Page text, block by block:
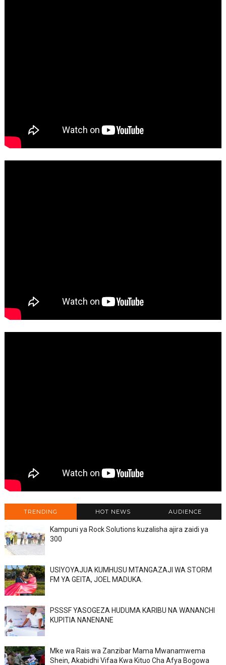
TRENDING HOT NEWS AUDIENCE
Kampuni ya Rock Solutions kuzalisha ajira zaidi ya
300
USIYOYAJUA KUMHUSU MTANGAZAJI WA STORM
FM YA GEITA, JOEL MADUKA.
PSSSF YASOGEZA HUDUMA KARIBU NA WANANCHI
KUPITIA NANENANE
Mke wa Rais wa Zanzibar Mama Mwanamwema
Shein, Akabidhi Vifaa Kwa Kituo Cha Afya Bogowa